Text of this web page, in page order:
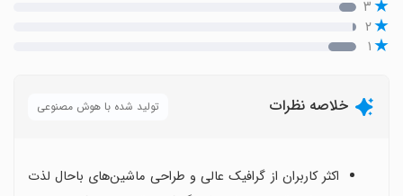
۳
۲
۱
خلاصه نظرات تولید شده با هوش مصنوعی
اکثر کاربران از گرافیک عالی و طراحی ماشین‌های باحال لذت